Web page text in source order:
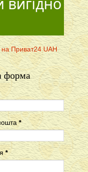
Приват24 UAH
форма
*
*